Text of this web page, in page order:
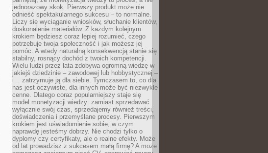
jednorazowy skok. Pierwszy produkt może nie
odnieść spektakularnego sukcesu – to normalne.
Liczy się wyciąganie wniosków, słuchanie klientów,
doskonalenie materiałów. Z każdym kolejnym
krokiem będziesz coraz lepiej rozumieć, czego
potrzebuje twoja społeczność i jak możesz jej
pomóc. A wtedy naturalną konsekwencją stanie się
stabilny, rosnący dochód z twoich kompetencji.
Wielu ludzi przez lata zdobywa ogromną wiedzę w
jakiejś dziedzinie – zawodowej lub hobbystycznej –
i… zatrzymuje ją dla siebie. Tymczasem to, co dla
nas jest oczywiste, dla innych może być niezwykle
cenne. Dlatego coraz popularniejszy staje się
model monetyzacji wiedzy: zamiast sprzedawać
wyłącznie swój czas, sprzedajemy również treści,
doświadczenia i przemyślane procesy. Pierwszym
krokiem jest uświadomienie sobie, w czym
naprawdę jesteśmy dobrzy. Nie chodzi tylko o
dyplomy czy certyfikaty, ale o realne efekty. Może
od lat prowadzisz z sukcesem małą firmę? A może